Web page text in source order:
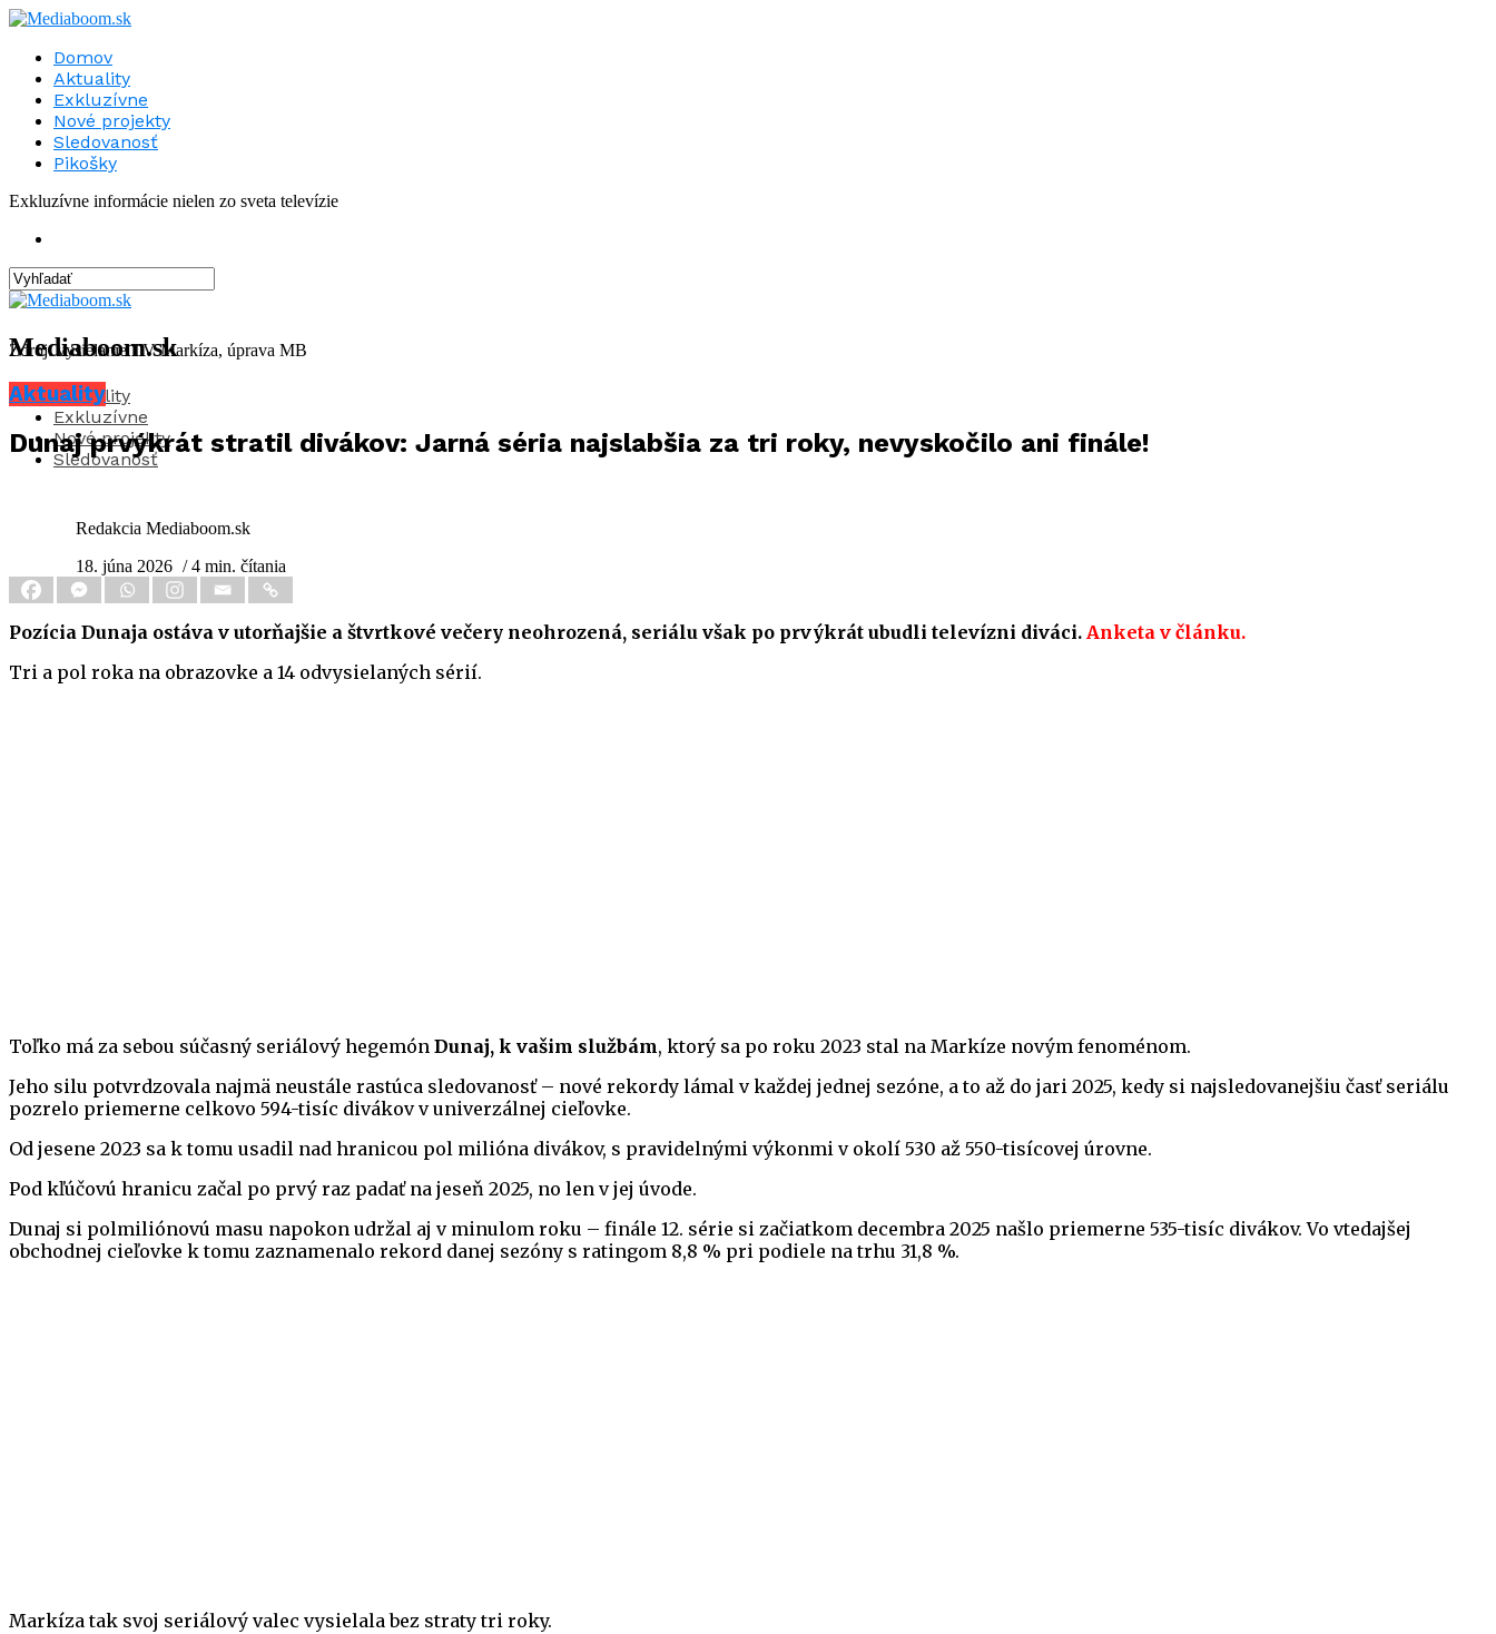
Domov
Aktuality
Exkluzívne
Nové projekty
Sledovanosť
Pikošky
Exkluzívne informácie nielen zo sveta televízie
Mediaboom.sk
Aktuality
Exkluzívne
Nové projekty
Sledovanosť
Zdroj: vysielanie TV Markíza, úprava MB
Aktuality
Dunaj prvýkrát stratil divákov: Jarná séria najslabšia za tri roky, nevyskočilo ani finále!
Redakcia Mediaboom.sk
18. júna 2026 / 4 min. čítania
Pozícia Dunaja ostáva v utorňajšie a štvrtkové večery neohrozená, seriálu však po prvýkrát ubudli televízni diváci. Anketa v článku.
Tri a pol roka na obrazovke a 14 odvysielaných sérií.
Toľko má za sebou súčasný seriálový hegemón Dunaj, k vašim službám, ktorý sa po roku 2023 stal na Markíze novým fenoménom.
Jeho silu potvrdzovala najmä neustále rastúca sledovanosť – nové rekordy lámal v každej jednej sezóne, a to až do jari 2025, kedy si najsledovanejšiu časť seriálu
pozrelo priemerne celkovo 594-tisíc divákov v univerzálnej cieľovke.
Od jesene 2023 sa k tomu usadil nad hranicou pol milióna divákov, s pravidelnými výkonmi v okolí 530 až 550-tisícovej úrovne.
Pod kľúčovú hranicu začal po prvý raz padať na jeseň 2025, no len v jej úvode.
Dunaj si polmiliónovú masu napokon udržal aj v minulom roku – finále 12. série si začiatkom decembra 2025 našlo priemerne 535-tisíc divákov. Vo vtedajšej
obchodnej cieľovke k tomu zaznamenalo rekord danej sezóny s ratingom 8,8 % pri podiele na trhu 31,8 %.
Markíza tak svoj seriálový valec vysielala bez straty tri roky.